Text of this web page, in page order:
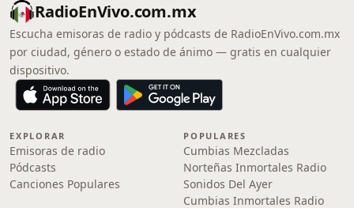
RadioEnVivo.com.mx
Escucha emisoras de radio y pódcasts de RadioEnVivo.com.mx
por ciudad, género o estado de ánimo — gratis en cualquier
dispositivo.
EXPLORAR
Emisoras de radio
Pódcasts
Canciones Populares
POPULARES
Cumbias Mezcladas
Norteñas Inmortales Radio
Sonidos Del Ayer
Cumbias Inmortales Radio